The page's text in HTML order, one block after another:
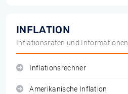
INFLATION
Inflationsraten und Informationen
Inflationsrechner
Amerikanische Inflation